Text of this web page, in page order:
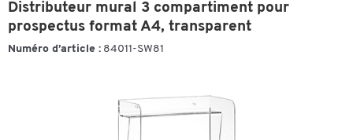
Distributeur mural 3 compartiment pour
prospectus format A4, transparent
Numéro d’article : 84011-SW81